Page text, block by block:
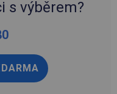
s výběrem?